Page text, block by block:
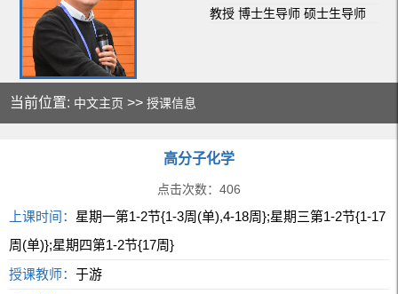
教授 博士生导师 硕士生导师
当前位置: 中文主页 >>授课信息
高分子化学
点击次数： 406
上课时间： 星期一第1-2节{1-3周(单),4-18周};星期三第1-2节{1-17
周(单)};星期四第1-2节{17周}
授课教师：于游